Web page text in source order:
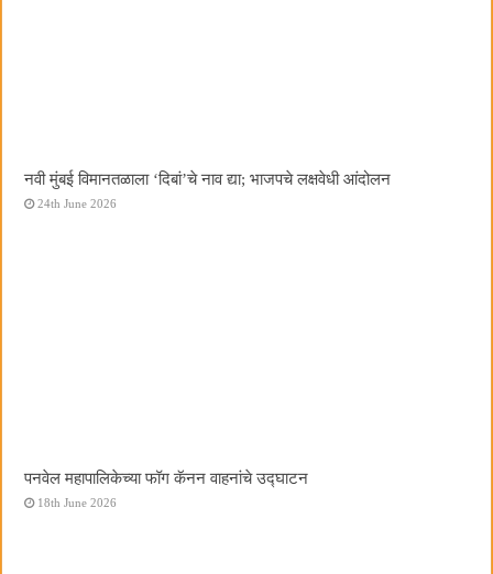
नवी मुंबई विमानतळाला ‌‘दिबां‌’चे नाव द्या; भाजपचे लक्षवेधी आंदोलन
24th June 2026
पनवेल महापालिकेच्या फॉग कॅनन वाहनांचे उद्घाटन
18th June 2026